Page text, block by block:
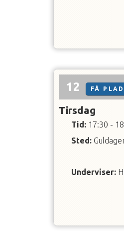
12 FÅ
Tirsdag
Tid: 17:30 -
Sted:
Underviser: